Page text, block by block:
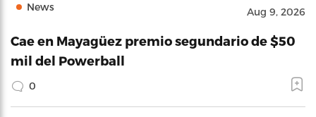
News Aug 9, 2026
Cae en Mayagüez premio segundario de $50
mil del Powerball
0